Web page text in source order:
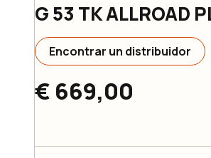
G 53 TK ALLROAD
Encontrar un distribuidor
€ 669,00